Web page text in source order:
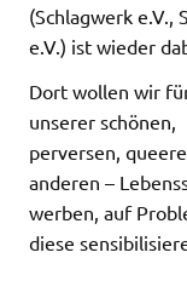
(Schlagwerk e.V.,
e.V.) ist wieder
Dort wollen wir
unserer schönen,
perversen,
anderen –
werben, auf
diese